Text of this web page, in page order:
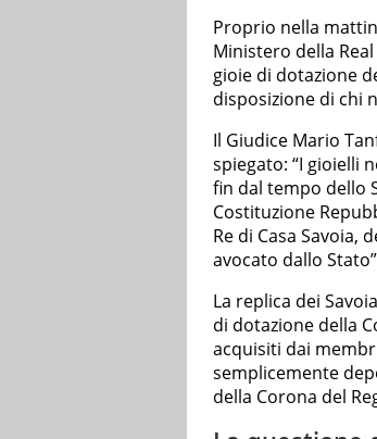
Proprio nella
Ministero della
gioie di dotazione
disposizione di chi
Il Giudice Mario
spiegato: “I gioielli
fin dal tempo dello
Costituzione
Re di Casa
avocato dallo
La replica dei
di dotazione della
acquisiti dai
semplicemente
della Corona del